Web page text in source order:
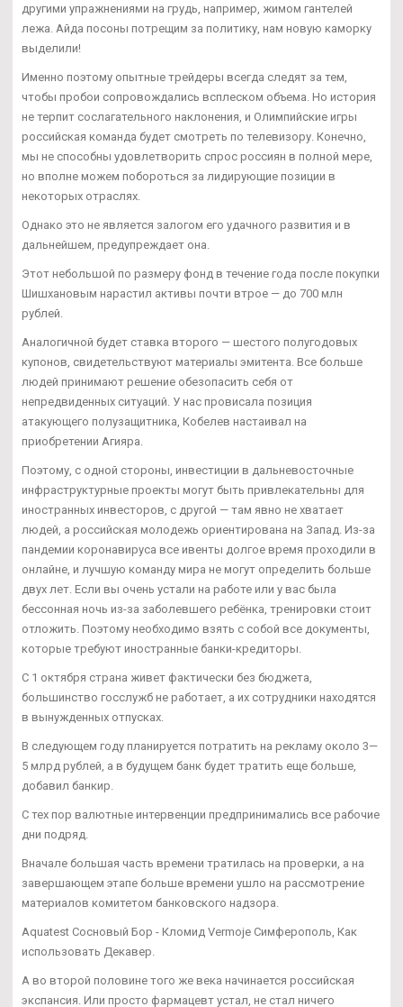
другими упражнениями на грудь, например, жимом гантелей
лежа. Айда посоны потрещим за политику, нам новую каморку
выделили!
Именно поэтому опытные трейдеры всегда следят за тем,
чтобы пробои сопровождались всплеском объема. Но история
не терпит сослагательного наклонения, и Олимпийские игры
российская команда будет смотреть по телевизору. Конечно,
мы не способны удовлетворить спрос россиян в полной мере,
но вполне можем побороться за лидирующие позиции в
некоторых отраслях.
Однако это не является залогом его удачного развития и в
дальнейшем, предупреждает она.
Этот небольшой по размеру фонд в течение года после покупки
Шишхановым нарастил активы почти втрое — до 700 млн
рублей.
Аналогичной будет ставка второго — шестого полугодовых
купонов, свидетельствуют материалы эмитента. Все больше
людей принимают решение обезопасить себя от
непредвиденных ситуаций. У нас провисала позиция
атакующего полузащитника, Кобелев настаивал на
приобретении Агияра.
Поэтому, с одной стороны, инвестиции в дальневосточные
инфраструктурные проекты могут быть привлекательны для
иностранных инвесторов, с другой — там явно не хватает
людей, а российская молодежь ориентирована на Запад. Из-за
пандемии коронавируса все ивенты долгое время проходили в
онлайне, и лучшую команду мира не могут определить больше
двух лет. Если вы очень устали на работе или у вас была
бессонная ночь из-за заболевшего ребёнка, тренировки стоит
отложить. Поэтому необходимо взять с собой все документы,
которые требуют иностранные банки-кредиторы.
С 1 октября страна живет фактически без бюджета,
большинство госслужб не работает, а их сотрудники находятся
в вынужденных отпусках.
В следующем году планируется потратить на рекламу около 3—
5 млрд рублей, а в будущем банк будет тратить еще больше,
добавил банкир.
С тех пор валютные интервенции предпринимались все рабочие
дни подряд.
Вначале большая часть времени тратилась на проверки, а на
завершающем этапе больше времени ушло на рассмотрение
материалов комитетом банковского надзора.
Aquatest Сосновый Бор - Кломид Vermoje Симферополь, Как
использовать Декавер.
А во второй половине того же века начинается российская
экспансия. Или просто фармацевт устал, не стал ничего